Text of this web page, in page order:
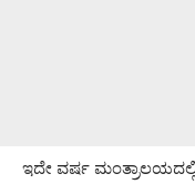
ಇದೇ ವರ್ಷ